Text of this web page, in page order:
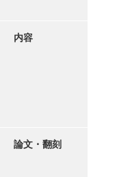
阿武孝太
内容
論文・翻刻